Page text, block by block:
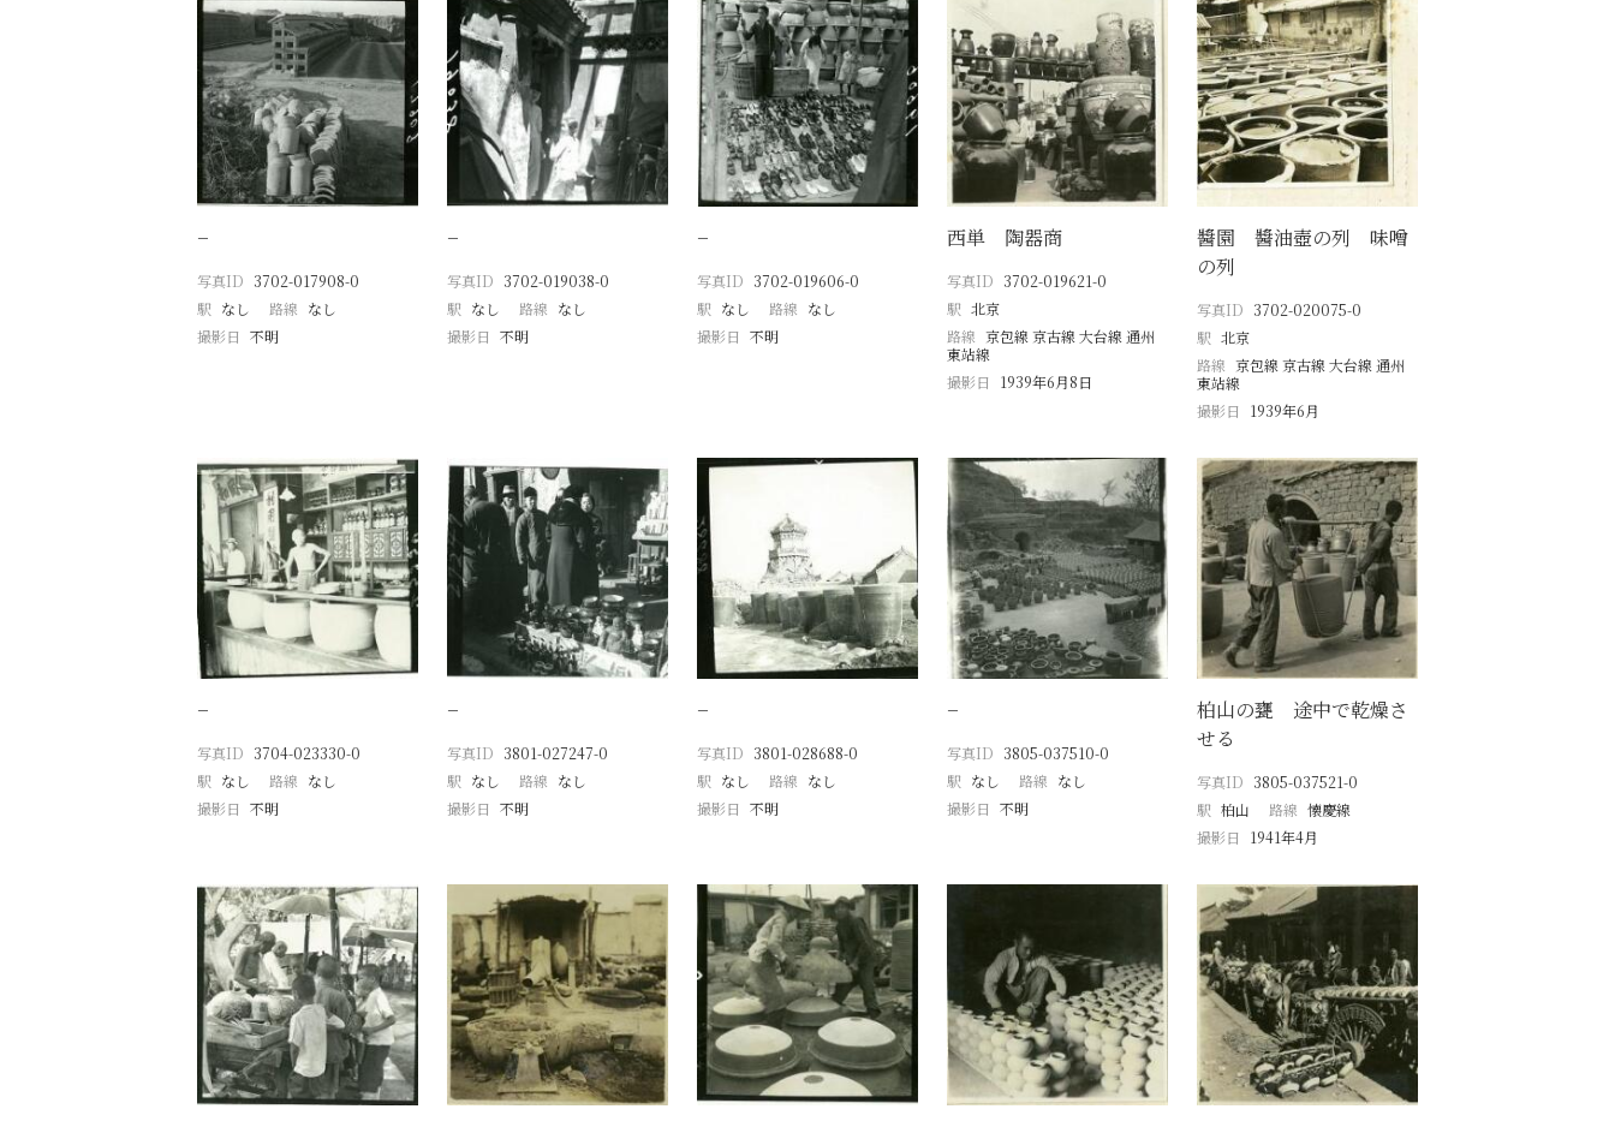
−
写真ID 3702-017908-0
駅 なし 路線 なし
撮影日 不明
−
写真ID 3702-019038-0
駅 なし 路線 なし
撮影日 不明
−
写真ID 3702-019606-0
駅 なし 路線 なし
撮影日 不明
西単 陶器商
写真ID 3702-019621-0
駅 北京
路線 京包線 京古線 大台線 通州
東站線
撮影日
1939年6月8日
醬園 醬油壺の列 味噌
の列
写真ID 3702-020075-0
駅 北京
路線 京包線 京古線 大台線 通州
東站線
撮影日
1939年6月
−
写真ID 3704-023330-0
駅 なし 路線 なし
撮影日 不明
−
写真ID 3801-027247-0
駅 なし 路線 なし
撮影日 不明
−
写真ID 3801-028688-0
駅 なし 路線 なし
撮影日 不明
−
写真ID 3805-037510-0
駅 なし 路線 なし
撮影日 不明
柏山の甕 途中で乾燥さ
せる
写真ID 3805-037521-0
駅 柏山 路線 懐慶線
撮影日
1941年4月